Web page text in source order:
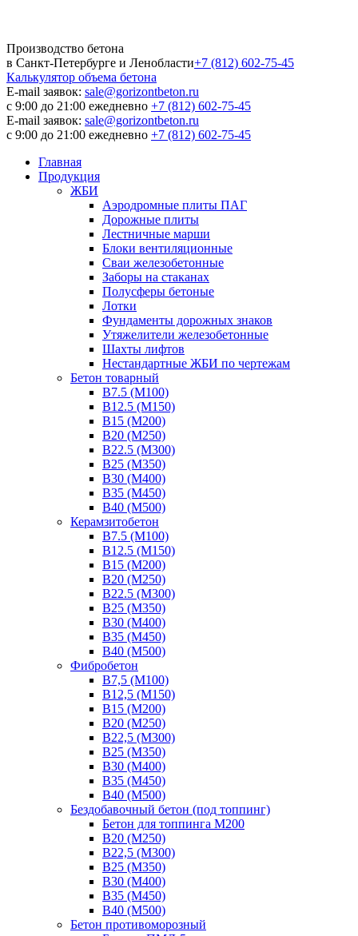
Производство бетона
в Санкт-Петербурге и Ленобласти+7 (812) 602-75-45
Калькулятор объема бетона
E-mail заявок: sale@gorizontbeton.ru
с 9:00 до 21:00 ежедневно +7 (812) 602-75-45
E-mail заявок: sale@gorizontbeton.ru
с 9:00 до 21:00 ежедневно +7 (812) 602-75-45
Главная
Продукция
ЖБИ
Аэродромные плиты ПАГ
Дорожные плиты
Лестничные марши
Блоки вентиляционные
Сваи железобетонные
Заборы на стаканах
Полусферы бетоные
Лотки
Фундаменты дорожных знаков
Утяжелители железобетонные
Шахты лифтов
Нестандартные ЖБИ по чертежам
Бетон товарный
В7.5 (М100)
В12.5 (М150)
В15 (М200)
В20 (М250)
В22.5 (М300)
В25 (М350)
В30 (М400)
В35 (М450)
В40 (М500)
Керамзитобетон
В7.5 (М100)
В12.5 (М150)
В15 (М200)
В20 (М250)
В22.5 (М300)
В25 (М350)
В30 (М400)
В35 (М450)
В40 (М500)
Фибробетон
В7,5 (М100)
В12,5 (М150)
В15 (М200)
В20 (М250)
В22,5 (М300)
В25 (М350)
В30 (М400)
В35 (М450)
В40 (М500)
Бездобавочный бетон (под топпинг)
Бетон для топпинга М200
В20 (М250)
В22,5 (М300)
В25 (М350)
В30 (М400)
В35 (М450)
В40 (М500)
Бетон противоморозный